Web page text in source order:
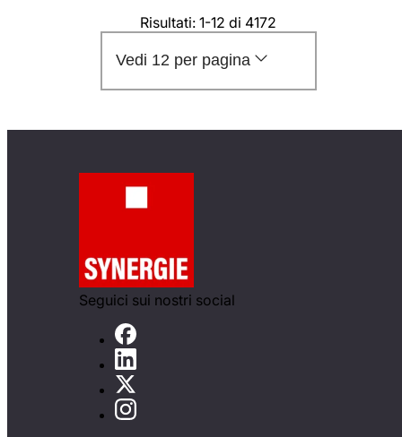
Risultati: 1-12 di 4172
Vedi 12 per pagina
Seguici sui nostri social